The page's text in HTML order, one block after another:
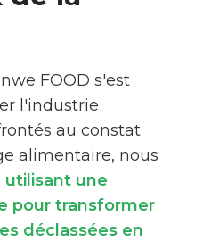
FOOD s'est
l'industrie
au constat
alimentaire, nous
utilisant une
pour transformer
déclassées en